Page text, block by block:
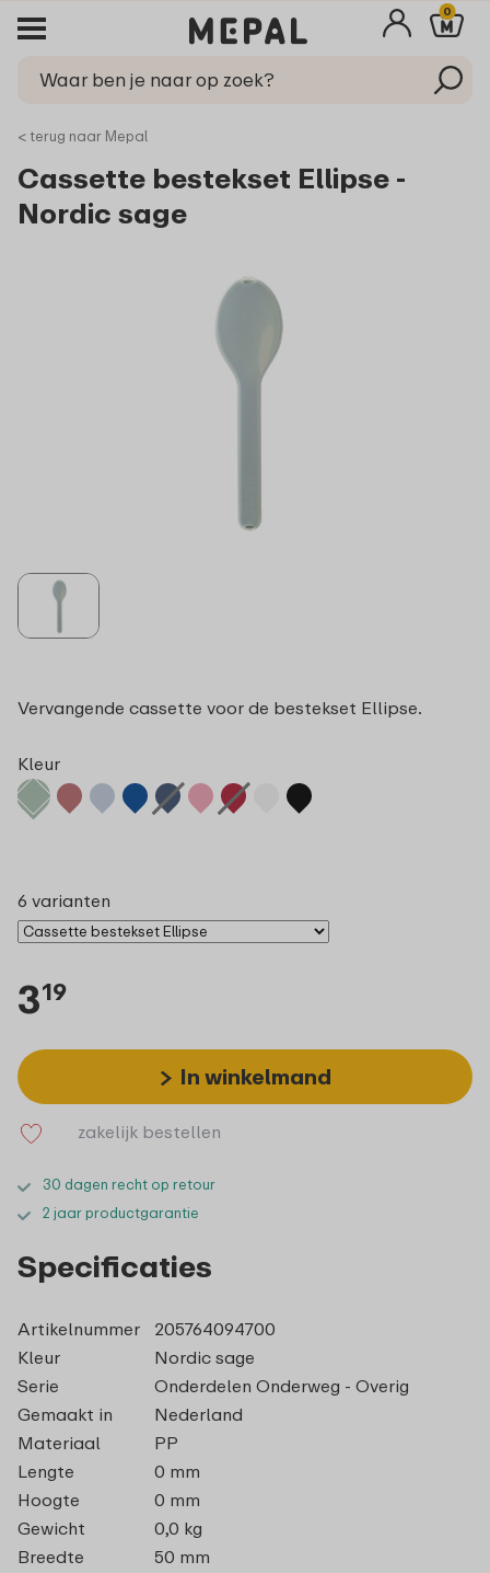
0
< terug naar Mepal
Cassette bestekset Ellipse -
Nordic sage
Vervangende cassette voor de bestekset Ellipse.
Kleur
6 varianten
319
In winkelmand
zakelijk bestellen
30 dagen recht op retour
2 jaar productgarantie
Specificaties
Artikelnummer
205764094700
Kleur
Nordic sage
Serie
Onderdelen Onderweg - Overig
Gemaakt in
Nederland
Materiaal
PP
Lengte
0 mm
Hoogte
0 mm
Gewicht
0,0 kg
Breedte
50 mm